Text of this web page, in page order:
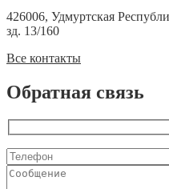
426006, Удмуртская
зд. 13/160
Все контакты
Обратная связь